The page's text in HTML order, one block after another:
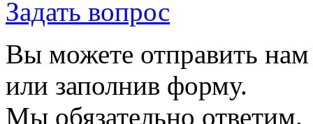
Задать вопрос
Вы можете отправить
или заполнив форму.
Мы обязательно ответим.